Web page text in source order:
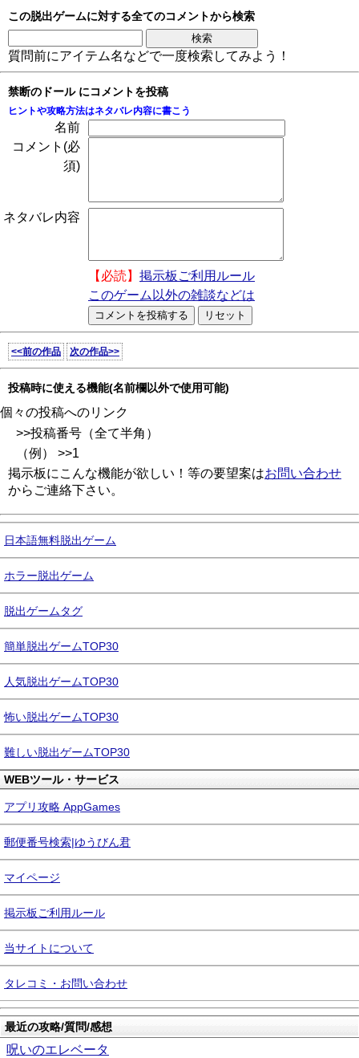
この脱出ゲームに対する全てのコメントから検索
質問前にアイテム名などで一度検索してみよう！
禁断のドール にコメントを投稿
ヒントや攻略方法はネタバレ内容に書こう
名前
コメント(必
須)
ネタバレ内容
【必読】 掲示板ご利用ルール
このゲーム以外の雑談などは
<<前の作品 次の作品>>
投稿時に使える機能(名前欄以外で使用可能)
個々の投稿へのリンク
>>投稿番号（全て半角）
（例） >>1
掲示板にこんな機能が欲しい！等の要望案はお問い合わせ
からご連絡下さい。
日本語無料脱出ゲーム
ホラー脱出ゲーム
脱出ゲームタグ
簡単脱出ゲームTOP30
人気脱出ゲームTOP30
怖い脱出ゲームTOP30
難しい脱出ゲームTOP30
WEBツール・サービス
アプリ攻略 AppGames
郵便番号検索|ゆうびん君
マイページ
掲示板ご利用ルール
当サイトについて
タレコミ・お問い合わせ
最近の攻略/質問/感想
呪いのエレベータ